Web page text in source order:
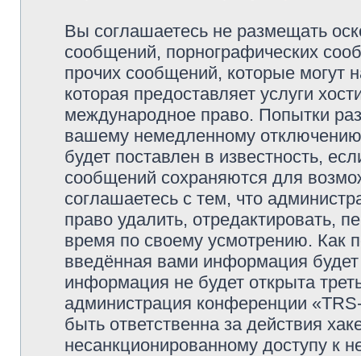
Вы соглашаетесь не размещать
сообщений, порнографических
прочих сообщений, которые могут
которая предоставляет услуги
международное право. Попытки
вашему немедленному
будет поставлен в известность,
сообщений сохраняются для
соглашаетесь с тем, что
право удалить, отредактировать,
время по своему усмотрению. Как
введённая вами информация
информация не будет открыта
администрация конференции
быть ответственна за действия
несанкционированному доступу к